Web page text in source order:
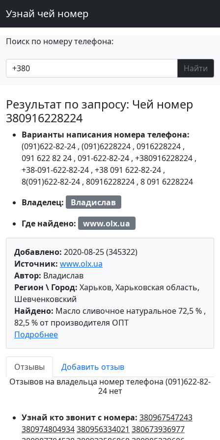
Узнай чей номер
Поиск по номеру телефона:
Найти
Результат по запросу: Чей номер
380916228224
Варианты написания номера телефона:
(091)622-82-24 , (091)6228224 , 0916228224 ,
091 622 82 24 , 091-622-82-24 , +380916228224 ,
+38-091-622-82-24 , +38 091 622-82-24 ,
8(091)622-82-24 , 80916228224 , 8 091 6228224
Владелец:
Владислав
Где найдено:
www.olx.ua
Добавлено: 2020-08-25 (345322)
Источник: www.olx.ua
Автор: Владислав
Регион \ Город: Харьков, Харьковская область,
Шевченковский
Найдено: Масло сливочное натуральное 72,5 % ,
82,5 % от производителя ОПТ
Подробнее
Отзывы
Добавить отзыв
Отзывов на владельца номер телефона (091)622-82-
24 нет
Узнай кто звонит с номера: 380967547243
380974804934380956334021 380673936977